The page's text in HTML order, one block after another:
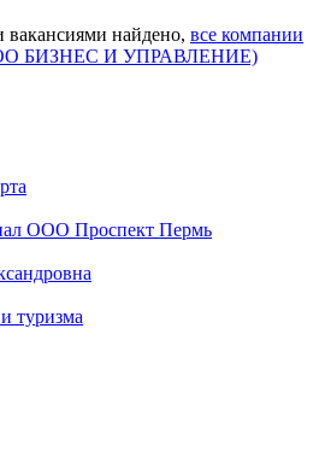
вакансиями найдено, все компании
БИЗНЕС И УПРАВЛЕНИЕ)
ООО Проспект Пермь
туризма